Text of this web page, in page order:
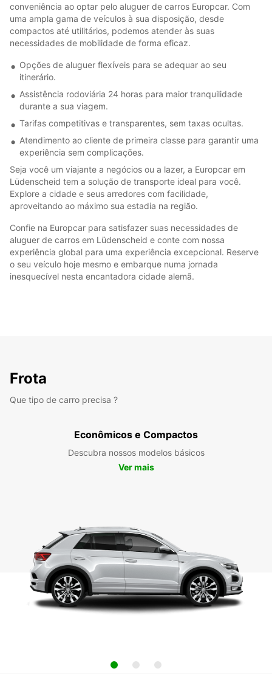
conveniência ao optar pelo aluguer de carros Europcar. Com
uma ampla gama de veículos à sua disposição, desde
compactos até utilitários, podemos atender às suas
necessidades de mobilidade de forma eficaz.
Opções de aluguer flexíveis para se adequar ao seu
itinerário.
Assistência rodoviária 24 horas para maior tranquilidade
durante a sua viagem.
Tarifas competitivas e transparentes, sem taxas ocultas.
Atendimento ao cliente de primeira classe para garantir uma
experiência sem complicações.
Seja você um viajante a negócios ou a lazer, a Europcar em
Lüdenscheid tem a solução de transporte ideal para você.
Explore a cidade e seus arredores com facilidade,
aproveitando ao máximo sua estadia na região.
Confie na Europcar para satisfazer suas necessidades de
aluguer de carros em Lüdenscheid e conte com nossa
experiência global para uma experiência excepcional. Reserve
o seu veículo hoje mesmo e embarque numa jornada
inesquecível nesta encantadora cidade alemã.
Frota
Que tipo de carro precisa ?
Econômicos e Compactos
Descubra nossos modelos básicos
Ver mais